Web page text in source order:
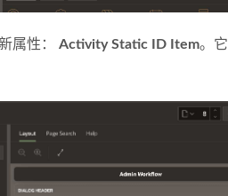
属性： Activity Static ID Item。